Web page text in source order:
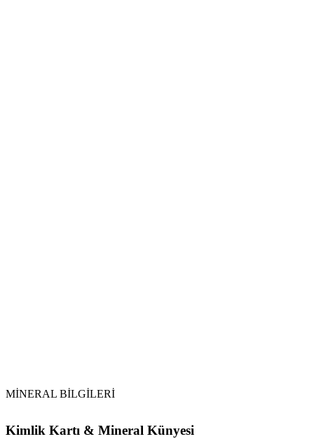
MİNERAL BİLGİLERİ
Kimlik Kartı & Mineral Künyesi